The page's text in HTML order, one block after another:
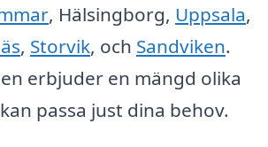
, Hälsingborg, Uppsala,
, Storvik, och Sandviken.
erbjuder en mängd olika
passa just dina behov.